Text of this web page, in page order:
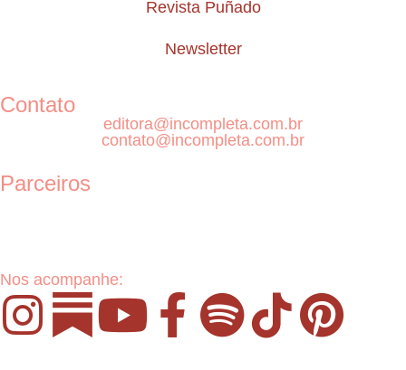
Revista Puñado
Newsletter
Contato
editora@incompleta.com.br
contato@incompleta.com.br
Parceiros
Nos acompanhe: